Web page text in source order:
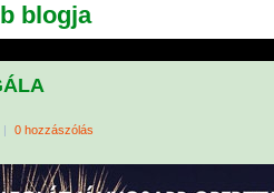
blogja
| 0 hozzászólás